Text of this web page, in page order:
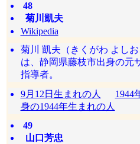
48
菊川凱夫
Wikipedia
菊川 凱夫（きくがわ よしお
は、静岡県藤枝市出身の元
指導者。
9月12日生まれの人
1944
身の1944年生まれの人
49
山口芳忠